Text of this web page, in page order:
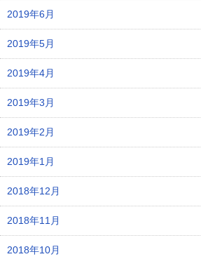
2019年6月
2019年5月
2019年4月
2019年3月
2019年2月
2019年1月
2018年12月
2018年11月
2018年10月